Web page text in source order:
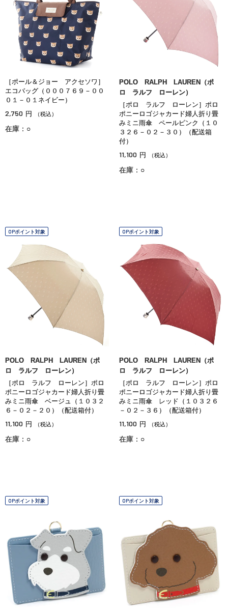
［ポール＆ジョー アクセソワ］
エコバッグ（０００７６９－００
０１－０１ネイビー）
2,750 円 （税込）
在庫：○
POLO RALPH LAUREN（ポ
ロ ラルフ ローレン）
［ポロ ラルフ ローレン］ポロ
ポニーロゴジャカード婦人折り畳
みミニ雨傘 ペールピンク（１０
３２６－０２－３０）（配送箱
付）
11,100 円 （税込）
在庫：○
OPポイント対象
POLO RALPH LAUREN（ポ
ロ ラルフ ローレン）
［ポロ ラルフ ローレン］ポロ
ポニーロゴジャカード婦人折り畳
みミニ雨傘 ベージュ（１０３２
６－０２－２０）（配送箱付）
11,100 円 （税込）
在庫：○
OPポイント対象
POLO RALPH LAUREN（ポ
ロ ラルフ ローレン）
［ポロ ラルフ ローレン］ポロ
ポニーロゴジャカード婦人折り畳
みミニ雨傘 レッド（１０３２６
－０２－３６）（配送箱付）
11,100 円 （税込）
在庫：○
OPポイント対象 OPポイント対象